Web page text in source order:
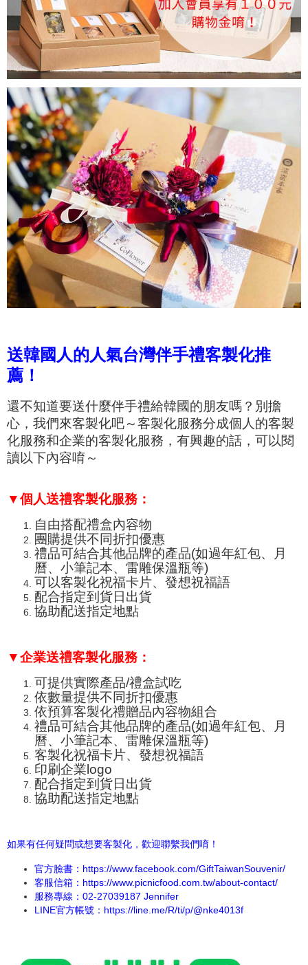
送韓國人的人氣台灣伴手禮客製化推
薦！
還不知道要送什麼伴手禮給韓國的朋友嗎？別擔
心，我們來客製化吧～客製化服務分成個人的客製
化服務和企業的客製化服務，有興趣的話，可以閱
讀以下內容唷～
▼個人送禮客製化服務：
自由搭配禮盒內容物
團購提供不同折扣優惠
禮品可結合其他品牌的產品(如過年紅包、月
曆、小筆記本、 雷雕保溫瓶等)
可以客製化祝福卡片、發想祝福語
配合指定到貨日出貨
協助配送指定地點
▼企業送禮客製化服務：
可提供實際產品/禮盒試吃
依數量提供不同折扣優惠
依預算客製化禮贈品內容物組合
禮品可結合其他品牌的產品(如過年紅包、月
曆、小筆記本、 雷雕保溫瓶等)
客製化祝福卡片、發想祝福語
印刷企業logo
配合指定到貨日出貨
協助配送指定地點
如果有任何疑問或想要客製化，歡迎聯繫我們唷！
官方臉書： https://www.facebook.com/GiftTaiwanSouvenir/
客服信箱：https://www.picnicfood.com.tw/about-contact/
服務專線：02-27039187 Jennifer
LINE官方帳號： https://line.me/R/ti/p/@nke4013f